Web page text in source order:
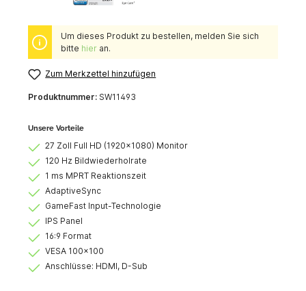
Um dieses Produkt zu bestellen, melden Sie sich
bitte hieran.
Zum Merkzettel hinzufügen
Produktnummer: SW11493
Unsere Vorteile
27 Zoll Full HD (1920×1080) Monitor
120 Hz Bildwiederholrate
1 ms MPRT Reaktionszeit
AdaptiveSync
GameFast Input-Technologie
IPS Panel
16:9 Format
VESA 100×100
Anschlüsse: HDMI, D-Sub